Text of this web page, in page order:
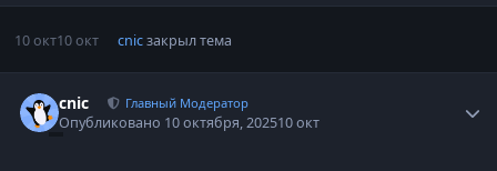
10 окт10 окт cnicзакрыл тема
cnic Главный Модератор
Опубликовано 10 октября, 202510 окт